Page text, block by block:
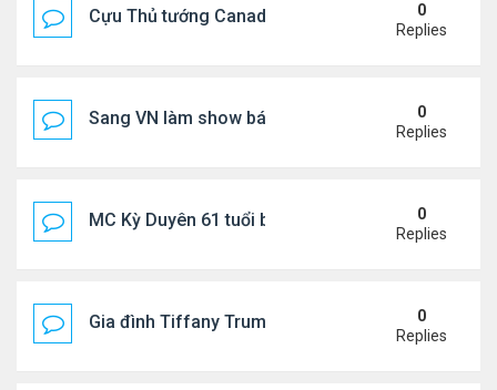
Cựu Thủ tướng Canada thoa kem chống nắng
0
Replies
Sang VN làm show bán vé giá "trên trời"
0
Replies
MC Kỳ Duyên 61 tuổi bị soi nhan sắc khi 0
Replies
Gia đình Tiffany Trump đi nghỉ ở Spain
0
Replies